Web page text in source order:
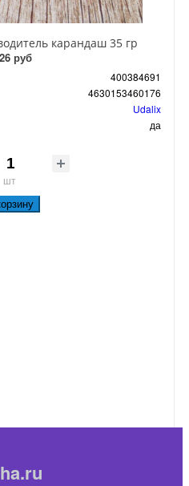
карандаш 35 гр
руб
400384691
4630153460176
Udalix
да
шт